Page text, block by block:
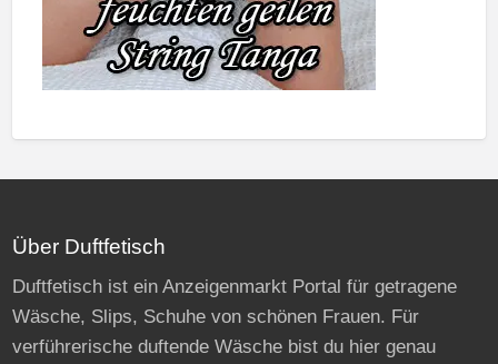
Über Duftfetisch
Duftfetisch ist ein Anzeigenmarkt Portal für getragene
Wäsche, Slips, Schuhe von schönen Frauen. Für
verführerische duftende Wäsche bist du hier genau